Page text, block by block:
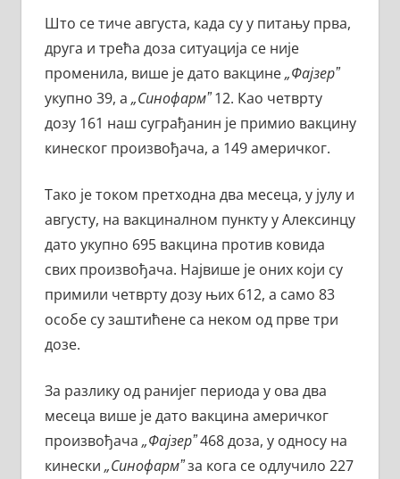
Што се тиче августа, када су у питању прва,
друга и трећа доза ситуација се није
променила, више је дато вакцине„Фајзерˮ
укупно 39, а „Синофармˮ12. Као четврту
дозу 161 наш суграђанин је примио вакцину
кинеског произвођача, а 149 америчког.
Тако је током претходна два месеца, у јулу и
августу, на вакциналном пункту у Алексинцу
дато укупно 695 вакцина против ковида
свих произвођача. Највише је оних који су
примили четврту дозу њих 612, а само 83
особе су заштићене са неком од прве три
дозе.
За разлику од ранијег периода у ова два
месеца више је дато вакцина америчког
произвођача „Фајзерˮ468 доза, у односу на
кинески „Синофармˮза кога се одлучило 227